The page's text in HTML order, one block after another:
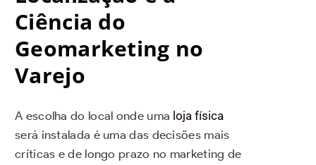
Ciência do
Geomarketing no
Varejo
A escolha do local onde uma loja física
será instalada é uma das decisões mais
críticas e de longo prazo no marketing de